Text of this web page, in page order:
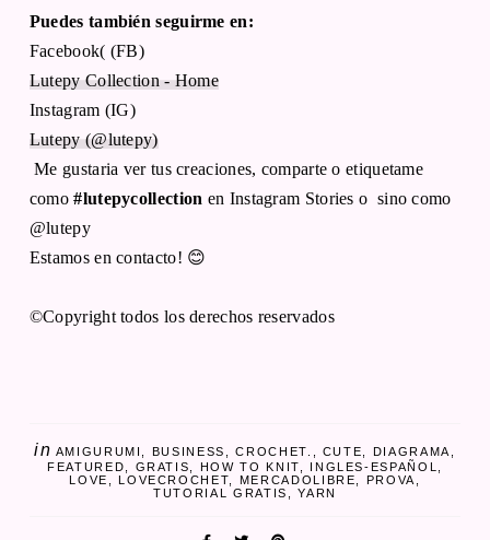
Puedes también seguirme en:
Facebook( (FB)
Lutepy Collection - Home
Instagram (IG)
Lutepy (@lutepy)
Me gustaria ver tus creaciones, comparte o etiquetame
como#lutepycollection en Instagram Stories o sino como
@lutepy
Estamos en contacto! 😊
©Copyright todos los derechos reservados
in AMIGURUMI BUSINESS CROCHET. CUTE
DIAGRAMA
FEATURED
GRATIS HOW TO KNIT
INGLES-ESPAÑOL
LOVE
LOVECROCHET MERCADOLIBRE
PROVA
TUTORIAL GRATIS
YARN